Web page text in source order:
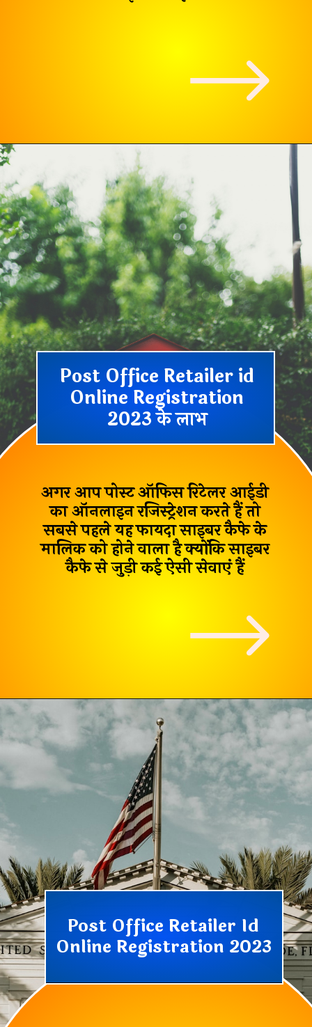
Post Office Retailer id
Online Registration
2023 के लाभ
अगर आप पोस्ट ऑफिस रिटेलर आईडी
का ऑनलाइन रजिस्ट्रेशन करते हैं तो
सबसे पहले यह फायदा साइबर कैफे के
मालिक को होने वाला है क्योंकि साइबर
कैफे से जुड़ी कई ऐसी सेवाएं हैं
Post Office Retailer Id
Online Registration 2023